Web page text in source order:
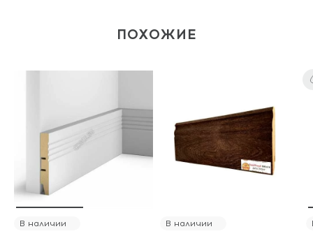
ПОХОЖИЕ
В наличии В наличии